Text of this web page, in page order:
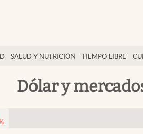
SALUD Y NUTRICIÓN TIEMPO LIBRE
Dólar y